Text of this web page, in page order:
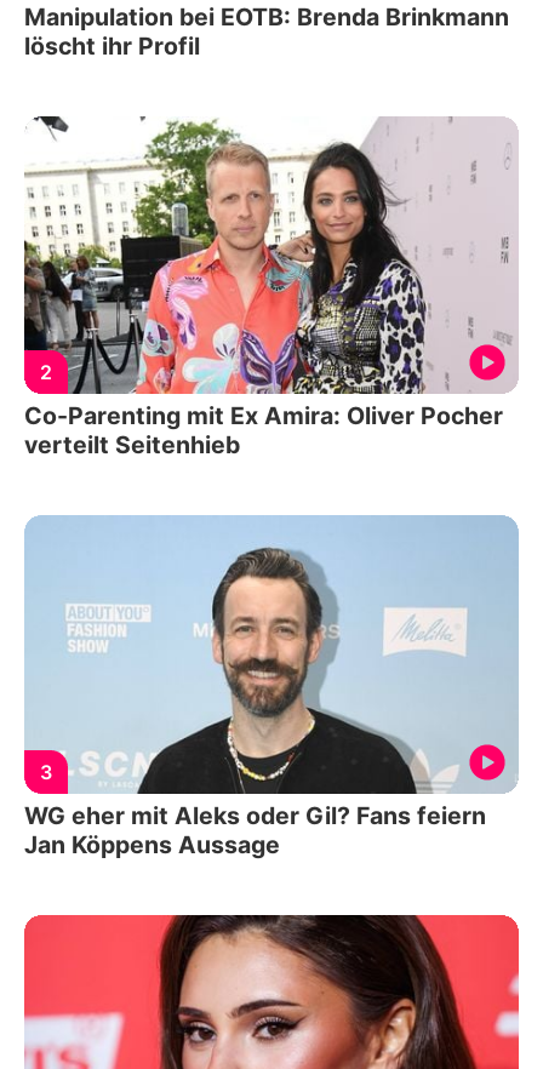
Manipulation bei EOTB: Brenda Brinkmann
löscht ihr Profil
2
Co-Parenting mit Ex Amira: Oliver Pocher
verteilt Seitenhieb
3
WG eher mit Aleks oder Gil? Fans feiern
Jan Köppens Aussage